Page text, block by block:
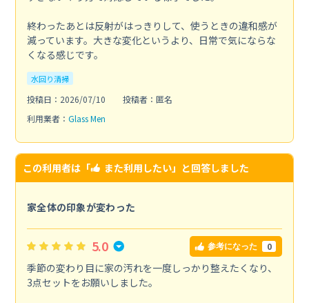
終わったあとは反射がはっきりして、使うときの違和感が
減っています。大きな変化というより、日常で気にならな
くなる感じです。
水回り清掃
投稿日：2026/07/10
投稿者：匿名
利用業者： Glass Men
この利用者は「 また利用したい」と回答しました
家全体の印象が変わった
5.0 参考になった 0
季節の変わり目に家の汚れを一度しっかり整えたくなり、
3点セットをお願いしました。